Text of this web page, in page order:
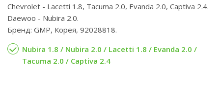
Chevrolet - Lacetti 1.8, Tacuma 2.0, Evanda 2.0, Captiva 2.4.
Daewoo - Nubira 2.0.
Бренд: GMP, Корея, 92028818.
Nubira 1.8 / Nubira 2.0 / Lacetti 1.8 / Evanda 2.0 /
Tacuma 2.0 / Captiva 2.4